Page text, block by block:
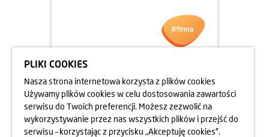
dowiedz się więcej
PLIKI COOKIES
Nasza strona internetowa korzysta z plików cookies
Używamy plików cookies w celu dostosowania zawartości
serwisu do Twoich preferencji. Możesz zezwolić na
wykorzystywanie przez nas wszystkich plików i przejść do
serwisu – korzystając z przycisku „Akceptuję cookies”.